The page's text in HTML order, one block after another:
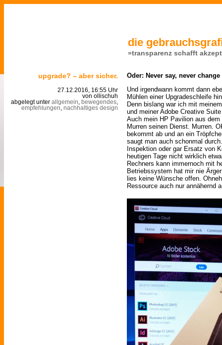
die
»transparenz schafft
upgrade? – aber sicher.
27.12.2016, 16:55 Uhr
von ollischuh
abgelegt unter allgemein bewegendes
empfehlungen nachhaltiges design
Oder: Never say, never
Und irgendwann kommt dann
Mühlen einer Upgradeschleife
Denn bislang war ich mit
und meiner Adobe Creative
Auch mein HP Pavilion aus
Murren seinen Dienst. Murren.
bekommt ab und an ein
saugt man auch schonmal
Inspektion oder gar Ersatz von
heutigen Tage nicht wirklich
Rechners kann immernoch mit
Betriebssystem hat mir nie
lies keine Wünsche offen.
Ressource auch nur annähernd